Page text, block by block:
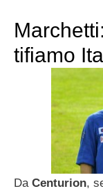
tifiamo
Da Centurion,